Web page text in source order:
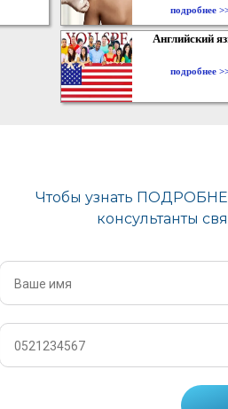
подробнее
Английский
подробнее